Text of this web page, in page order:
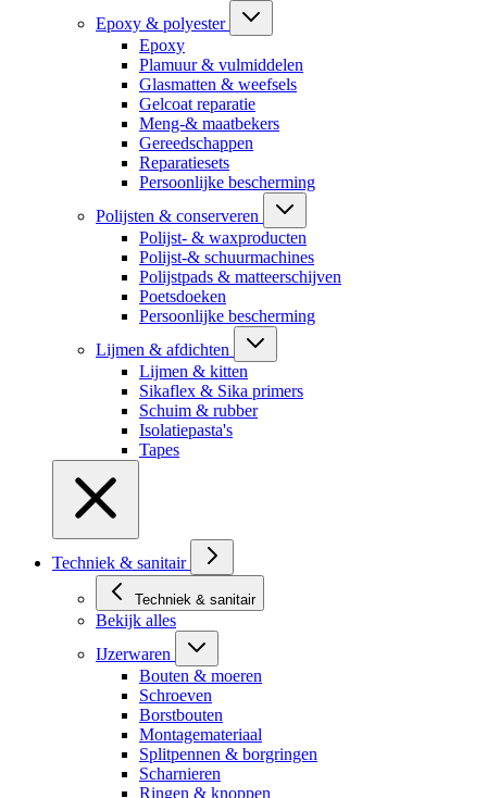
Epoxy & polyester
Epoxy
Plamuur & vulmiddelen
Glasmatten & weefsels
Gelcoat reparatie
Meng-& maatbekers
Gereedschappen
Reparatiesets
Persoonlijke bescherming
Polijsten & conserveren
Polijst- & waxproducten
Polijst-& schuurmachines
Polijstpads & matteerschijven
Poetsdoeken
Persoonlijke bescherming
Lijmen & afdichten
Lijmen & kitten
Sikaflex & Sika primers
Schuim & rubber
Isolatiepasta's
Tapes
Techniek & sanitair
Techniek & sanitair
Bekijk alles
IJzerwaren
Bouten & moeren
Schroeven
Borstbouten
Montagemateriaal
Splitpennen & borgringen
Scharnieren
Ringen & knoppen